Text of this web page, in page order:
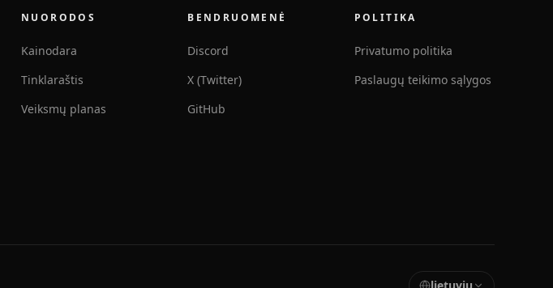
NUORODOS
Kainodara
Tinklaraštis
Veiksmų planas
BENDRUOMENĖ
Discord
X (Twitter)
GitHub
POLITIKA
Privatumo politika
Paslaugų teikimo sąlygos